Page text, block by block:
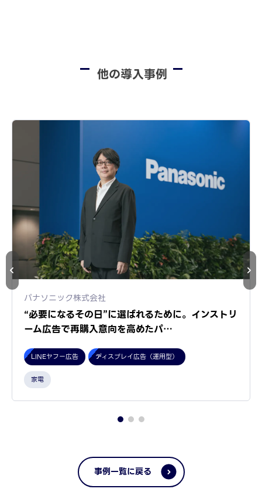
他の導入事例
パナソニック株式会社
“必要になるその日”に選ばれるために。インストリ
ーム広告で再購入意向を高めたパ…
LINEヤフー広告 ディスプレイ広告（運用型）
家電
事例一覧に戻る